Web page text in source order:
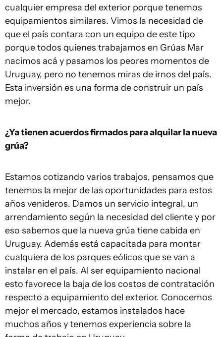
cualquier empresa del exterior porque tenemos
equipamientos similares. Vimos la necesidad de
que el país contara con un equipo de este tipo
porque todos quienes trabajamos en Grúas Mar
nacimos acá y pasamos los peores momentos de
Uruguay, pero no tenemos miras de irnos del país.
Esta inversión es una forma de construir un país
mejor.
¿Ya tienen acuerdos firmados para alquilar la nueva
grúa?
Estamos cotizando varios trabajos, pensamos que
tenemos la mejor de las oportunidades para estos
años venideros. Damos un servicio integral, un
arrendamiento según la necesidad del cliente y por
eso sabemos que la nueva grúa tiene cabida en
Uruguay. Además está capacitada para montar
cualquiera de los parques eólicos que se van a
instalar en el país. Al ser equipamiento nacional
esto favorece la baja de los costos de contratación
respecto a equipamiento del exterior. Conocemos
mejor el mercado, estamos instalados hace
muchos años y tenemos experiencia sobre la